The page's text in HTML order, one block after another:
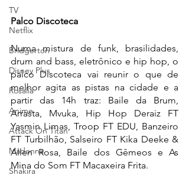
TV
Netflix
Bridgerton
Disney Plus
Rosalía
Anime
Attack On Titan
Madonna
Shakira
Palco Discoteca
Numa mistura de funk, brasilidades,
drum and bass, eletrônico e hip hop, o
palco Discoteca vai reunir o que de
melhor agita as pistas na cidade e a
partir das 14h traz: Baile da Brum,
Arrasta, Mvuka, Hip Hop Deraiz FT
Yasmin Limas, Troop FT EDU, Banzeiro
FT Turbilhão, Salseiro FT Kika Deeke &
Allen Rosa, Baile dos Gêmeos e As
Mina do Som FT Macaxeira Frita.